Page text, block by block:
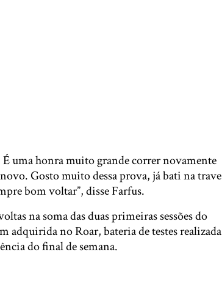
uma honra muito grande correr novamente
Gosto muito dessa prova, já bati na trave
bom voltar”, disse Farfus.
na soma das duas primeiras sessões do
adquirida no Roar, bateria de testes realizada
do final de semana.